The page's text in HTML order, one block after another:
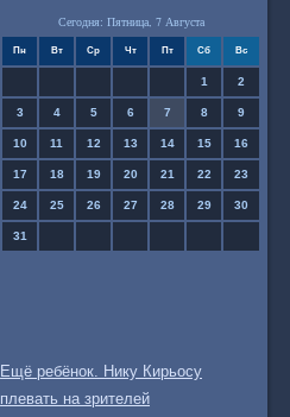
Сегодня: Пятница, 7 Августа
Пн Вт Ср Чт Пт Сб Вс
1 2
3 4 5 6 7 8 9
10 11 12 13 14 15 16
17 18 19 20 21 22 23
24 25 26 27 28 29 30
31
Ещё ребёнок. Нику Кирьосу
плевать на зрителей